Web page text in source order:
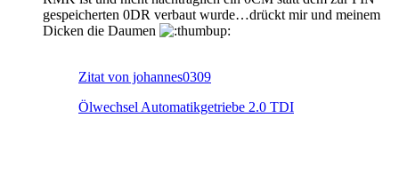
gespeicherten 0DR verbaut wurde…drückt mir und meinem
Dicken die Daumen
Zitat von johannes0309
Ölwechsel Automatikgetriebe 2.0 TDI